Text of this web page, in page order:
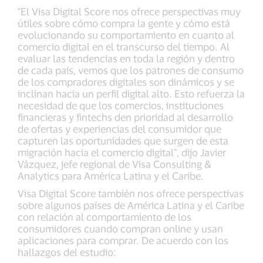
"El Visa Digital Score nos ofrece perspectivas muy
útiles sobre cómo compra la gente y cómo está
evolucionando su comportamiento en cuanto al
comercio digital en el transcurso del tiempo. Al
evaluar las tendencias en toda la región y dentro
de cada país, vemos que los patrones de consumo
de los compradores digitales son dinámicos y se
inclinan hacia un perfil digital alto. Esto refuerza la
necesidad de que los comercios, instituciones
financieras y fintechs den prioridad al desarrollo
de ofertas y experiencias del consumidor que
capturen las oportunidades que surgen de esta
migración hacia el comercio digital", dijo Javier
Vázquez, jefe regional de Visa Consulting &
Analytics para América Latina y el Caribe.
Visa Digital Score también nos ofrece perspectivas
sobre algunos países de América Latina y el Caribe
con relación al comportamiento de los
consumidores cuando compran online y usan
aplicaciones para comprar. De acuerdo con los
hallazgos del estudio: